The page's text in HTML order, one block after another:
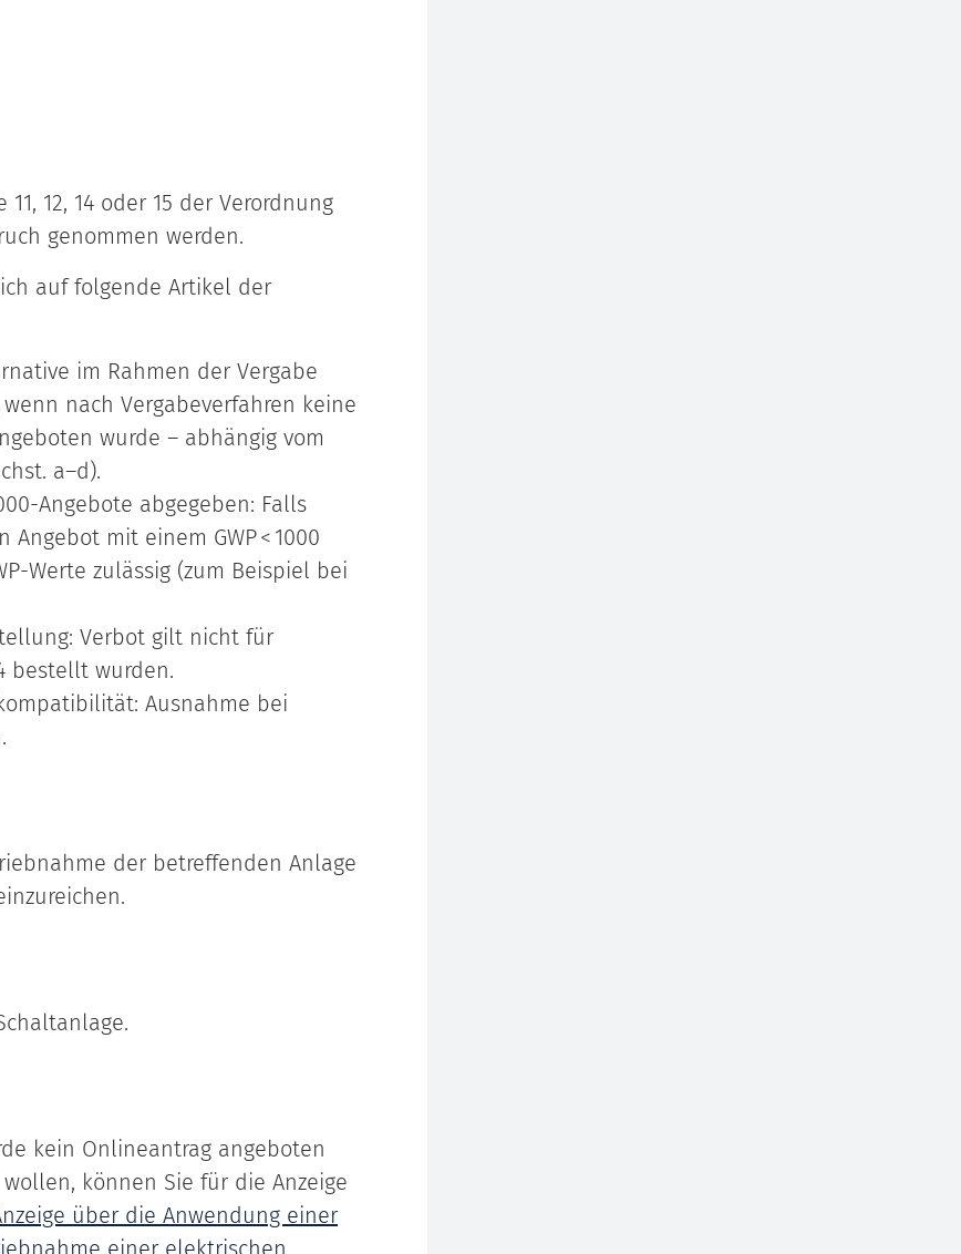
12, 14 oder 15 der Verordnung
genommen werden.
auf folgende Artikel der
im Rahmen der Vergabe
nach Vergabeverfahren keine
wurde – abhängig vom
a–d).
Angebote abgegeben: Falls
mit einem GWP < 1000
Werte zulässig (zum Beispiel bei
Verbot gilt nicht für
bestellt wurden.
Ausnahme bei
der betreffenden Anlage
kein Onlineantrag angeboten
können Sie für die Anzeige
über die Anwendung einer
einer elektrischen